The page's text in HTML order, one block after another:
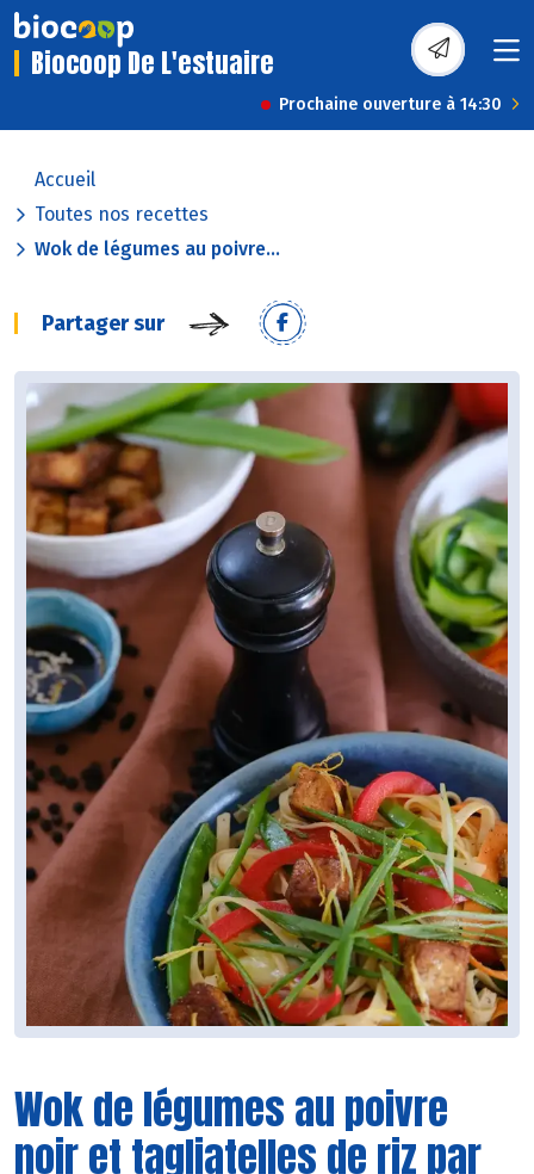
Biocoop De L'estuaire
Prochaine ouverture à 14:30
Accueil
Toutes nos recettes
Wok de légumes au poivre...
Partager sur
Wok de légumes au poivre
noir et tagliatelles de riz par